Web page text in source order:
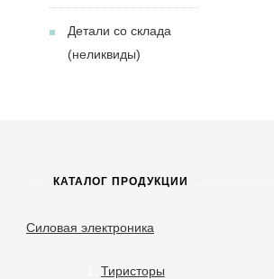
Детали со склада
(неликвиды)
КАТАЛОГ ПРОДУКЦИИ
Силовая электроника
Тиристоры